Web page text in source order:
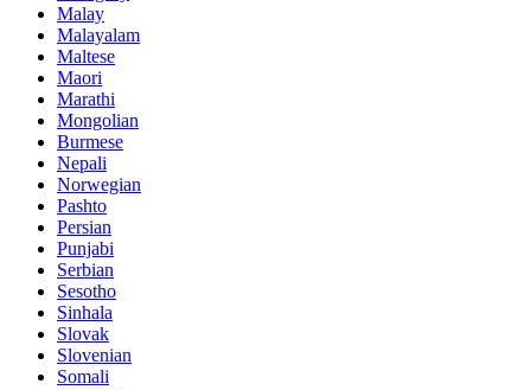
Malay
Malayalam
Maltese
Maori
Marathi
Mongolian
Burmese
Nepali
Norwegian
Pashto
Persian
Punjabi
Serbian
Sesotho
Sinhala
Slovak
Slovenian
Somali